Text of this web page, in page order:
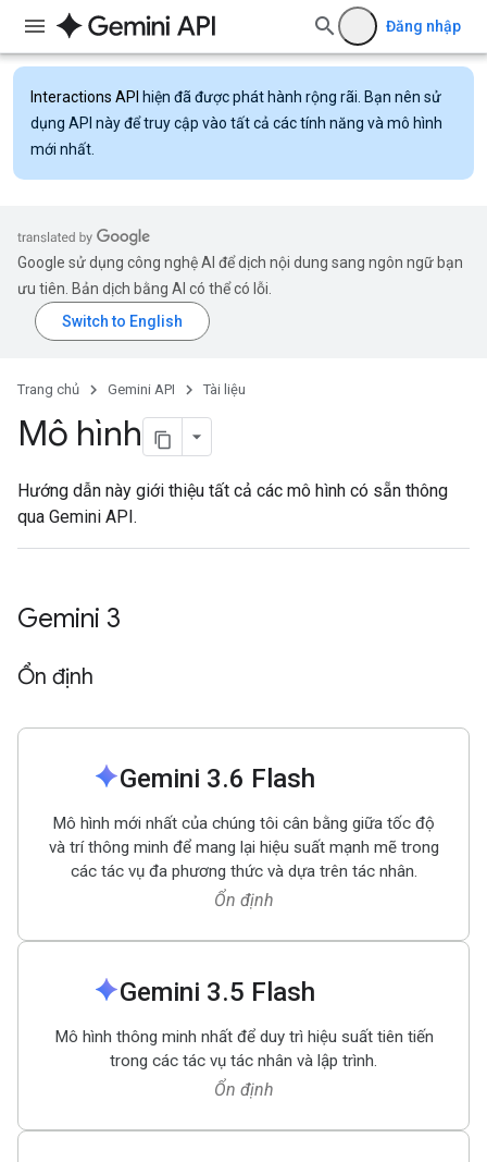
Đăng nhập
Interactions API hiện đã được phát hành rộng rãi. Bạn nên sử
dụng API này để truy cập vào tất cả các tính năng và mô hình
mới nhất.
Google sử dụng công nghệ AI để dịch nội dung sang ngôn ngữ bạn
ưu tiên. Bản dịch bằng AI có thể có lỗi.
Trang chủ Gemini API Tài liệu
Mô hình
Hướng dẫn này giới thiệu tất cả các mô hình có sẵn thông
qua Gemini API.
Gemini 3
Ổn định
sparkGemini 3.6 Flash
Mô hình mới nhất của chúng tôi cân bằng giữa tốc độ
và trí thông minh để mang lại hiệu suất mạnh mẽ trong
các tác vụ đa phương thức và dựa trên tác nhân.
Ổn định
sparkGemini 3.5 Flash
Mô hình thông minh nhất để duy trì hiệu suất tiên tiến
trong các tác vụ tác nhân và lập trình.
Ổn định